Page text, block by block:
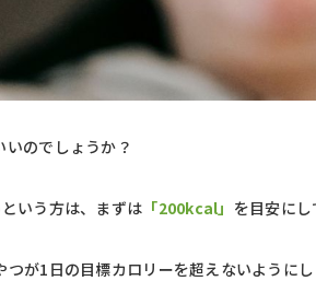
のでしょうか？
いう方は、まずは 「200kcal」 を目安に
が1日の目標カロリーを超えないように